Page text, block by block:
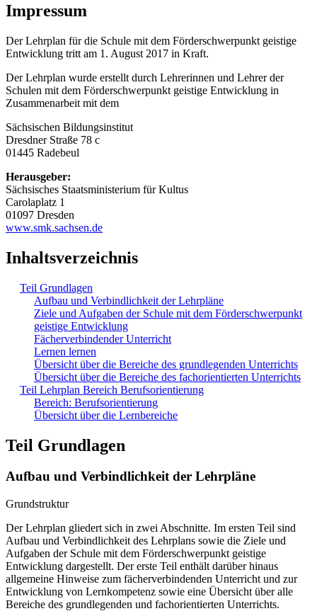
Impressum
Der Lehrplan für die Schule mit dem Förderschwerpunkt geistige
Entwicklung tritt am 1. August 2017 in Kraft.
Der Lehrplan wurde erstellt durch Lehrerinnen und Lehrer der
Schulen mit dem Förderschwerpunkt geistige Entwicklung in
Zusammenarbeit mit dem
Sächsischen Bildungsinstitut
Dresdner Straße 78 c
01445 Radebeul
Herausgeber:
Sächsisches Staatsministerium für Kultus
Carolaplatz 1
01097 Dresden
www.smk.sachsen.de
Inhaltsverzeichnis
Teil Grundlagen
Aufbau und Verbindlichkeit der Lehrpläne
Ziele und Aufgaben der Schule mit dem Förderschwerpunkt
geistige Entwicklung
Fächerverbindender Unterricht
Lernen lernen
Übersicht über die Bereiche des grundlegenden Unterrichts
Übersicht über die Bereiche des fachorientierten Unterrichts
Teil Lehrplan Bereich Berufsorientierung
Bereich: Berufsorientierung
Übersicht über die Lernbereiche
Teil Grundlagen
Aufbau und Verbindlichkeit der Lehrpläne
Grundstruktur
Der Lehrplan gliedert sich in zwei Abschnitte. Im ersten Teil sind
Aufbau und Verbindlichkeit des Lehrplans sowie die Ziele und
Aufgaben der Schule mit dem Förderschwerpunkt geistige
Entwicklung dargestellt. Der erste Teil enthält darüber hinaus
allgemeine Hinweise zum fächerverbindenden Unterricht und zur
Entwicklung von Lernkompetenz sowie eine Übersicht über alle
Bereiche des grundlegenden und fachorientierten Unterrichts.